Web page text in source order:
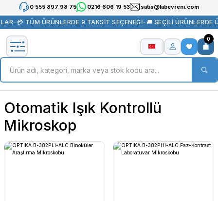
0 555 897 98 75 0216 606 19 53 satis@labevreni.com
•💳 TÜM ÜRÜNLERDE 9 TAKSİT SEÇENEĞİ•🚚 SEÇİLİ ÜRÜNLERDE
0
Otomatik Işık Kontrollü
Mikroskop